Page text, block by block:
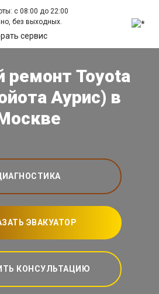
с 08:00 до 22:00
без выходных.
сервис
ремонт Toyota
Аурис) в
ЭВАКУАТОР
КОНСУЛЬТАЦИЮ